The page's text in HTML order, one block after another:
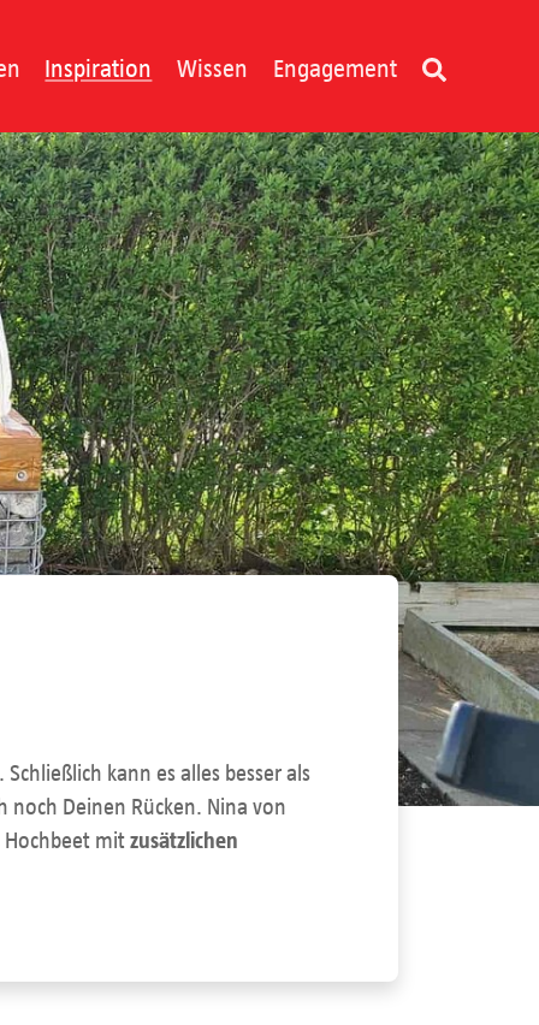
Inspiration Wissen Engagement
kann es alles besser als
noch Deinen Rücken. Nina von
Hochbeet mitzusätzlichen